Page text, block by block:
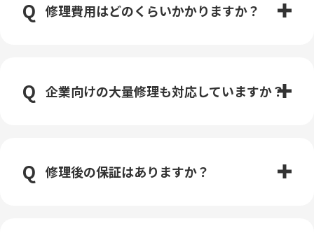
修理費用はどのくらいかかりますか？
企業向けの大量修理も対応していますか？
修理後の保証はありますか？